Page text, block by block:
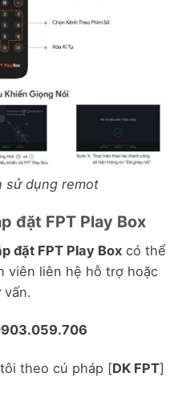
sử dụng remot
đặt FPT Play Box
đặt FPT Play Box có thể
viên liên hệ hỗ trợ hoặc
theo cú pháp [DK FPT]